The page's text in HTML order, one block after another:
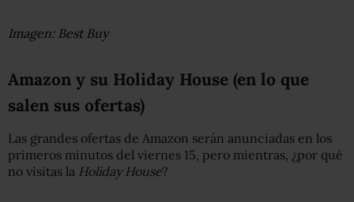
Imagen: Best Buy
Amazon y su Holiday House (en lo que
salen sus ofertas)
Las grandes ofertas de Amazon serán anunciadas en los
primeros minutos del viernes 15, pero mientras, ¿por qué
no visitas la Holiday House?